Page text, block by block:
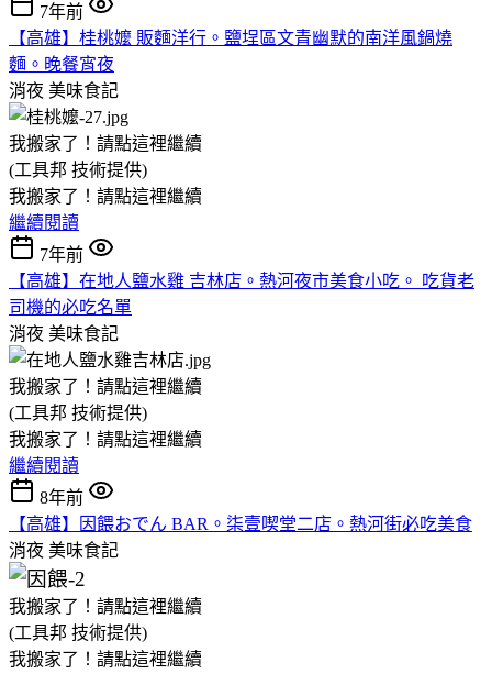
7年前
【高雄】桂桃嬤 販麵洋行。鹽埕區文青幽默的南洋風鍋燒
麵。晚餐宵夜
消夜 美味食記
我搬家了！請點這裡繼續
(工具邦 技術提供)
我搬家了！請點這裡繼續
繼續閱讀
7年前
【高雄】在地人鹽水雞 吉林店。熱河夜市美食小吃。 吃貨老
司機的必吃名單
消夜 美味食記
我搬家了！請點這裡繼續
(工具邦 技術提供)
我搬家了！請點這裡繼續
繼續閱讀
8年前
【高雄】因餵おでん BAR。柒壹喫堂二店。熱河街必吃美食
消夜 美味食記
我搬家了！請點這裡繼續
(工具邦 技術提供)
我搬家了！請點這裡繼續